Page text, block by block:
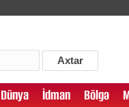
Axtar
Dünya İdman Bölgə